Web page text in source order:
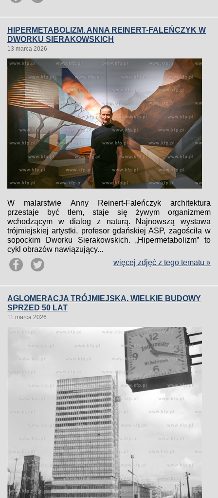
HIPERMETABOLIZM. ANNA REINERT-FALEŃCZYK W
DWORKU SIERAKOWSKICH
13 marca 2026
W malarstwie Anny Reinert-Faleńczyk architektura
przestaje być tłem, staje się żywym organizmem
wchodzącym w dialog z naturą. Najnowszą wystawa
trójmiejskiej artystki, profesor gdańskiej ASP, zagościła w
sopockim Dworku Sierakowskich. „Hipermetabolizm” to
cykl obrazów nawiązujący...
więcej zdjęć z tego tematu »
AGLOMERACJA TRÓJMIEJSKA. WIELKIE BUDOWY
SPRZED 50 LAT
11 marca 2026